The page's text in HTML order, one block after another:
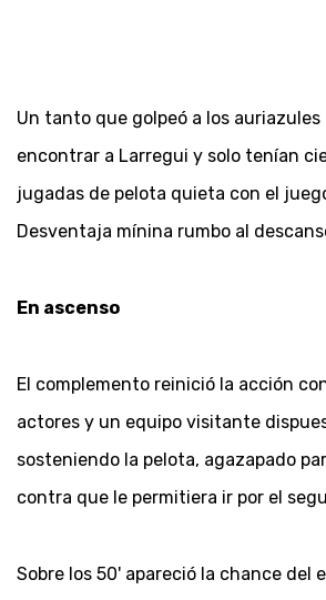
Un tanto que golpeó a los auriazules
encontrar a Larregui y solo tenían
jugadas de pelota quieta con el
Desventaja mínina rumbo al
En ascenso
El complemento reinició la acción
actores y un equipo visitante
sosteniendo la pelota, agazapado
contra que le permitiera ir por el
Sobre los 50' apareció la chance del